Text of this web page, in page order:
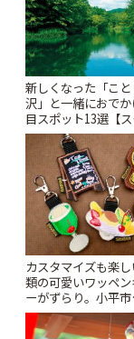
新しくなった「こ
沢」と一緒におで
目スポット13選【
ー開催中】 | ことり
カスタマイズも楽
類の可愛いワッペ
ーがずらり。小平市
「Kimamaya T&K
ぷ